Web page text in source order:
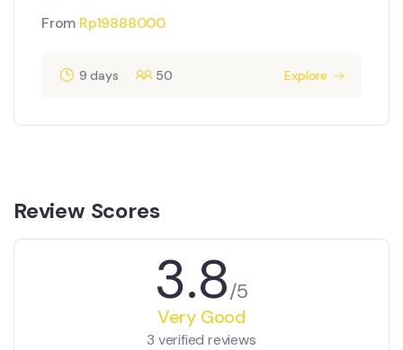
From Rp19888000
9 days 50 Explore
Review Scores
3.8/5
Very Good
3 verified reviews